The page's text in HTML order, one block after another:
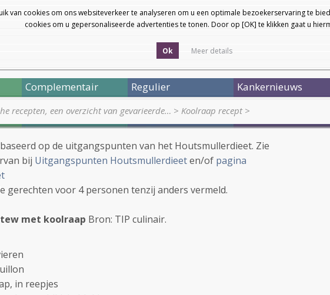
van cookies om ons websiteverkeer te analyseren om u een optimale bezoekerservaring te
cookies om u gepersonaliseerde advertenties te tonen. Door op [OK] te klikken gaat u
Ok Meer details
Complementair Regulier Kankernieuws
recepten, een overzicht van gevarieerde… > Koolraap recept>
op de uitgangspunten van het Houtsmullerdieet. Zie
bij Uitgangspunten Houtsmullerdieeten/of pagina
gerechten voor 4 personen tenzij anders vermeld.
met koolraap Bron: TIP culinair.
in reepjes